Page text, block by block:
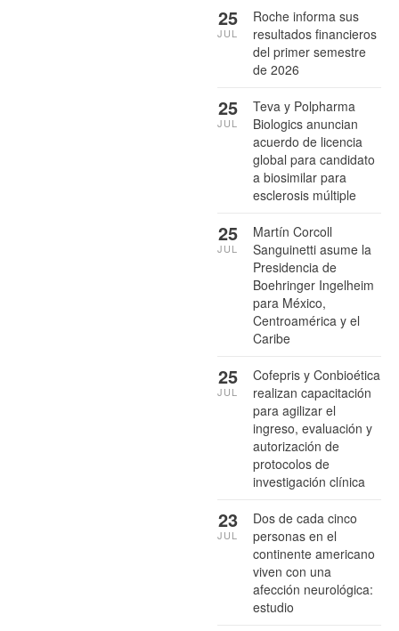
Roche informa sus
resultados financieros
del primer semestre
de 2026
25
JUL
Teva y Polpharma
Biologics anuncian
acuerdo de licencia
global para candidato
a biosimilar para
esclerosis múltiple
25
JUL
Martín Corcoll
Sanguinetti asume la
Presidencia de
Boehringer Ingelheim
para México,
Centroamérica y el
Caribe
25
JUL
Cofepris y Conbioética
realizan capacitación
para agilizar el
ingreso, evaluación y
autorización de
protocolos de
investigación clínica
25
JUL
Dos de cada cinco
personas en el
continente americano
viven con una
afección neurológica:
estudio
23
JUL